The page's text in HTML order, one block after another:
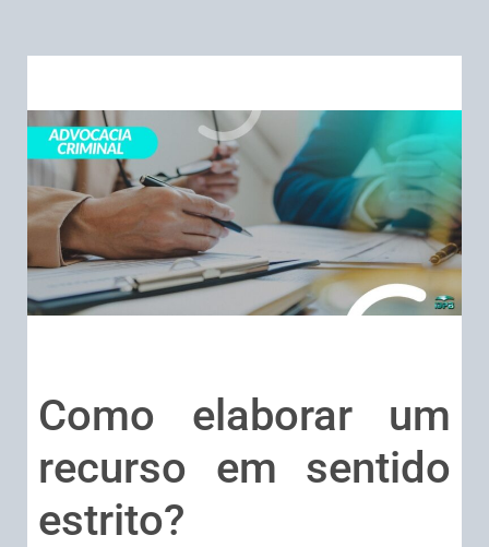
Como elaborar um
recurso em sentido
estrito?